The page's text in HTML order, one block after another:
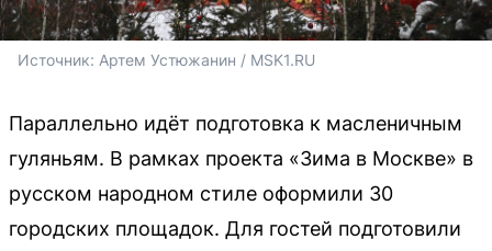
Источник: Артем Устюжанин / MSK1.RU
Параллельно идёт подготовка к масленичным
гуляньям. В рамках проекта «Зима в Москве» в
русском народном стиле оформили 30
городских площадок. Для гостей подготовили